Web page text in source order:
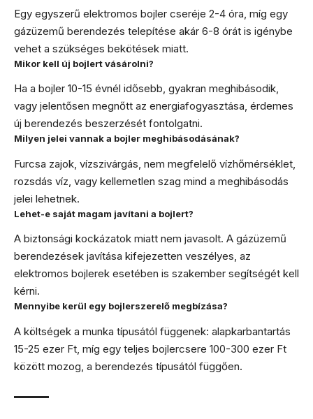
Egy egyszerű elektromos bojler cseréje 2-4 óra, míg egy
gázüzemű berendezés telepítése akár 6-8 órát is igénybe
vehet a szükséges bekötések miatt.
Mikor kell új bojlert vásárolni?
Ha a bojler 10-15 évnél idősebb, gyakran meghibásodik,
vagy jelentősen megnőtt az energiafogyasztása, érdemes
új berendezés beszerzését fontolgatni.
Milyen jelei vannak a bojler meghibásodásának?
Furcsa zajok, vízszivárgás, nem megfelelő vízhőmérséklet,
rozsdás víz, vagy kellemetlen szag mind a meghibásodás
jelei lehetnek.
Lehet-e saját magam javítani a bojlert?
A biztonsági kockázatok miatt nem javasolt. A gázüzemű
berendezések javítása kifejezetten veszélyes, az
elektromos bojlerek esetében is szakember segítségét kell
kérni.
Mennyibe kerül egy bojlerszerelő megbízása?
A költségek a munka típusától függenek: alapkarbantartás
15-25 ezer Ft, míg egy teljes bojlercsere 100-300 ezer Ft
között mozog, a berendezés típusától függően.